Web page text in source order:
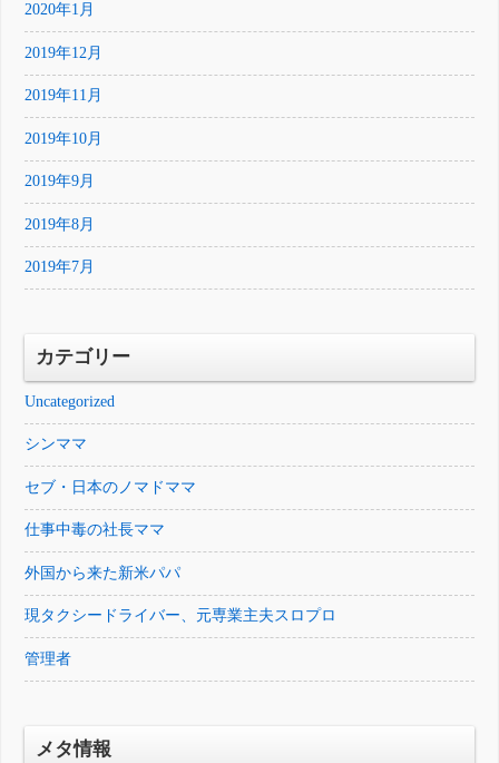
2020年1月
2019年12月
2019年11月
2019年10月
2019年9月
2019年8月
2019年7月
カテゴリー
Uncategorized
シンママ
セブ・日本のノマドママ
仕事中毒の社長ママ
外国から来た新米パパ
現タクシードライバー、元専業主夫スロプロ
管理者
メタ情報